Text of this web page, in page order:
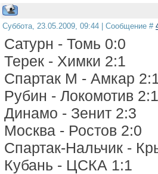
Суббота, 23.05.2009, 09:44 | Сообщение #
Сатурн - Томь 0:0
Терек - Химки 2:1
Спартак М - Амкар
Рубин - Локомотив 2:1
Динамо - Зенит 2:3
Москва - Ростов 2:0
Спартак-Нальчик -
Кубань - ЦСКА 1:1